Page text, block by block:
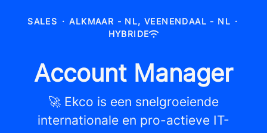
SALES · ALKMAAR - NL, VEENENDAAL - NL ·
HYBRIDE
Account Manager
🚀 Ekco is een snelgroeiende
internationale en pro-actieve IT-